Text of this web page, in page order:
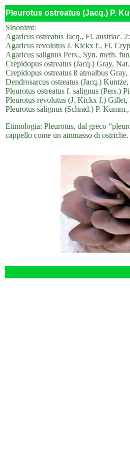
Pleurotus ostreatus (Jacq.) P.
Sinonimi:
Agaricus ostreatus Jacq., Fl. austriac.
Agaricus revolutus J. Kickx f., Fl.
Agaricus salignus Pers., Syn. meth.
Crepidopus ostreatus (Jacq.) Gray,
Crepidopus ostreatus ß atroalbus
Dendrosarcus ostreatus (Jacq.)
Pleurotus ostreatus f. salignus (Pers.)
Pleurotus revolutus (J. Kickx f.)
Pleurotus salignus (Schrad.) P.
Etimologia: Pleurotus, dal greco
cappello come un ammasso di ostriche.